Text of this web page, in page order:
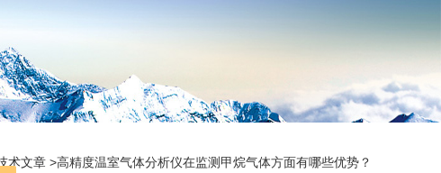
术文章 >高精度温室气体分析仪在监测甲烷气体方面有哪些优势？